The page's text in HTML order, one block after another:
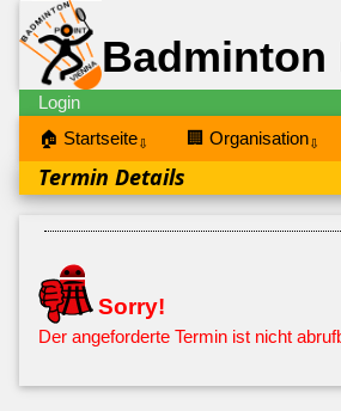
Badminton
Login
🏠 Startseite⇩ 🏢 Organisation⇩
Termin Details
Sorry!
Der angeforderte Termin ist nicht